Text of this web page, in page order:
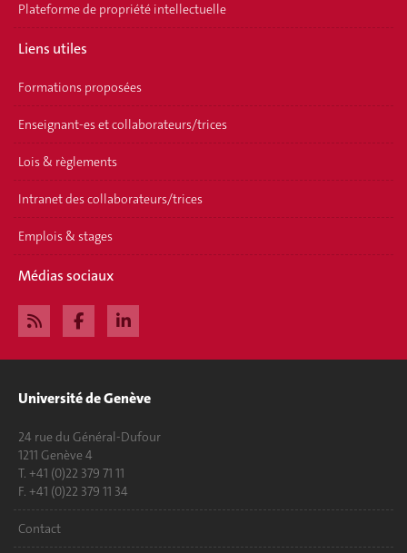
Plateforme de propriété intellectuelle
Liens utiles
Formations proposées
Enseignant-es et collaborateurs/trices
Lois & règlements
Intranet des collaborateurs/trices
Emplois & stages
Médias sociaux
Université de Genève
24 rue du Général-Dufour
1211 Genève 4
T. +41 (0)22 379 71 11
F. +41 (0)22 379 11 34
Contact